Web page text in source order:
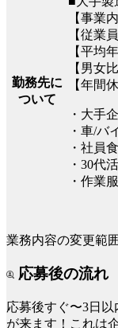
勤務先に
ついて
【事業
【従業
【平均
【男女
【年間
・大手
・車/バ
・社員
・30代
・作業
業務内容の変更範
応募後の流れ
応募後すぐ〜3日以
が来ます！これは